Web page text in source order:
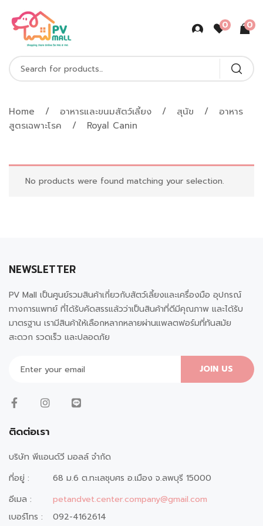
0 0
Home อาหารและขนมสัตว์เลี้ยง สุนัข
อาหาร
สูตรเฉพาะโรค
Royal Canin
No products were found matching your selection.
NEWSLETTER
PV Mall เป็นศูนย์รวมสินค้าเกี่ยวกับสัตว์เลี้ยงและเครื่องมือ อุปกรณ์
ทางการแพทย์ ที่ได้รับคัดสรรแล้วว่าเป็นสินค้าที่ดีมีคุณภาพ และได้รับ
มาตรฐาน เรามีสินค้าให้เลือกหลากหลายผ่านแพลตฟอร์มที่ทันสมัย
สะดวก รวดเร็ว และปลอดภัย
JOIN US
ติดต่อเรา
บริษัท พีแอนด์วี มอลล์ จำกัด
ที่อยู่ :
68 ม.6 ต.ทะเลชุบศร อ.เมือง จ.ลพบุรี 15000
อีเมล :
petandvet.center.company@gmail.com
เบอร์โทร :
092-4162614